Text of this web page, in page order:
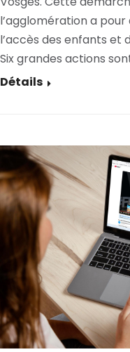
l’agglomération a
l’accès des enfants et
Six grandes actions
Détails